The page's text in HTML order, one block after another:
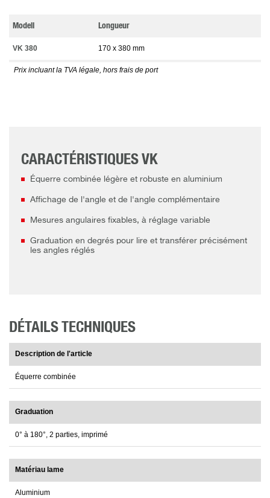
Modell Longueur
VK 380 170 x 380 mm
Prix incluant la TVA légale, hors frais de port
CARACTÉRISTIQUES VK
Équerre combinée légère et robuste en aluminium
Affichage de l'angle et de l'angle complémentaire
Mesures angulaires fixables, à réglage variable
Graduation en degrés pour lire et transférer précisément
les angles réglés
DÉTAILS TECHNIQUES
Description de l'article
Équerre combinée
Graduation
0° à 180°, 2 parties, imprimé
Matériau lame
Aluminium